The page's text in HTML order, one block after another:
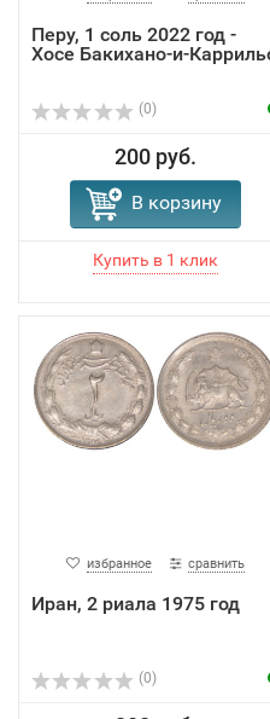
Перу, 1 соль 2022 год -
Хосе Бакихано-и-
(0)
200 руб.
В корзину
избранное сравнить
Иран, 2 риала 1975 год
(0)